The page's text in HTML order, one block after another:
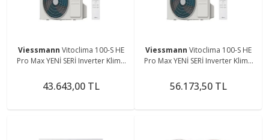
Viessmann Vitoclima 100-S HE
Pro Max YENİ SERİ Inverter Klima
43.643,00 TL
Viessmann Vitoclima 100-S HE
Pro Max YENİ SERİ Inverter Klima
56.173,50 TL